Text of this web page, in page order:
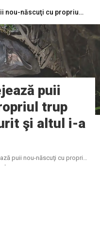
Căţeluşa îşi protejează puii nou-născuţi cu propriul trup după ce unul a murit şi altul i-a fost furat
puii
trup
şi altul i-a
puii nou-născuţi cu propriul